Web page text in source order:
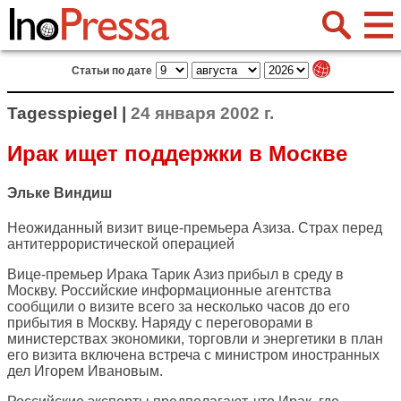
Статьи по дате
Tagesspiegel | 24 января 2002 г.
Ирак ищет поддержки в Москве
Эльке Виндиш
Неожиданный визит вице-премьера Азиза. Страх перед
антитеррористической операцией
Вице-премьер Ирака Тарик Азиз прибыл в среду в
Москву. Российские информационные агентства
сообщили о визите всего за несколько часов до его
прибытия в Москву. Наряду с переговорами в
министерствах экономики, торговли и энергетики в план
его визита включена встреча с министром иностранных
дел Игорем Ивановым.